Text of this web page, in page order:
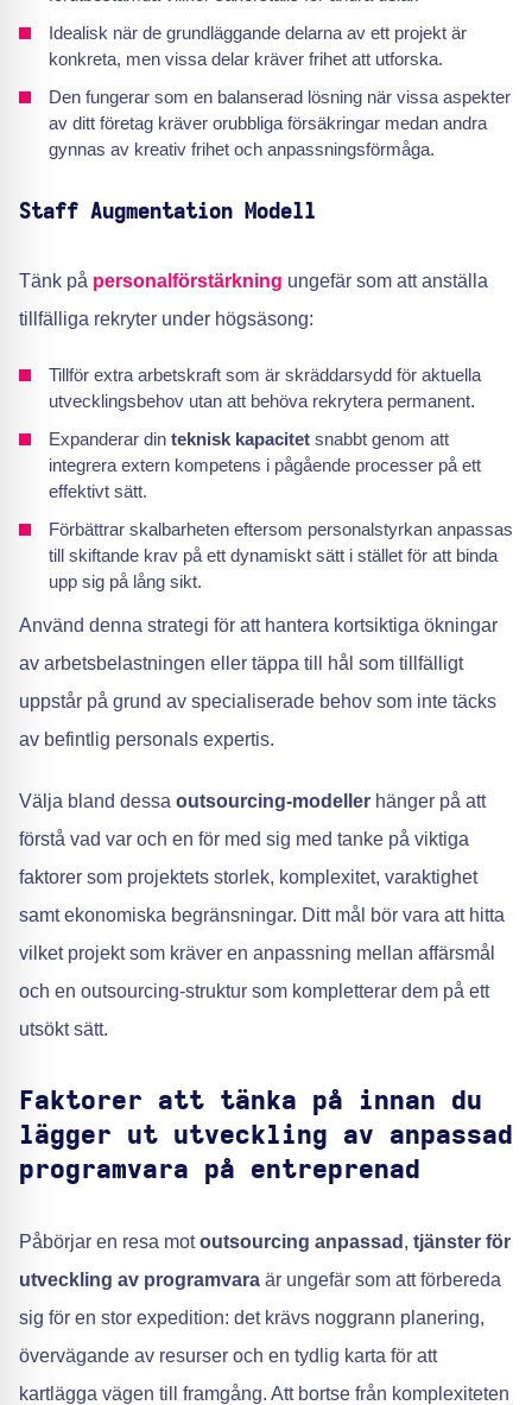
Idealisk när de grundläggande delarna av ett projekt är
konkreta, men vissa delar kräver frihet att utforska.
Den fungerar som en balanserad lösning när vissa aspekter
av ditt företag kräver orubbliga försäkringar medan andra
gynnas av kreativ frihet och anpassningsförmåga.
Staff Augmentation Modell
Tänk på personalförstärkning ungefär som att anställa
tillfälliga rekryter under högsäsong:
Tillför extra arbetskraft som är skräddarsydd för aktuella
utvecklingsbehov utan att behöva rekrytera permanent.
Expanderar din teknisk kapacitet snabbt genom att
integrera extern kompetens i pågående processer på ett
effektivt sätt.
Förbättrar skalbarheten eftersom personalstyrkan anpassas
till skiftande krav på ett dynamiskt sätt i stället för att binda
upp sig på lång sikt.
Använd denna strategi för att hantera kortsiktiga ökningar
av arbetsbelastningen eller täppa till hål som tillfälligt
uppstår på grund av specialiserade behov som inte täcks
av befintlig personals expertis.
Välja bland dessa outsourcing-modeller hänger på att
förstå vad var och en för med sig med tanke på viktiga
faktorer som projektets storlek, komplexitet, varaktighet
samt ekonomiska begränsningar. Ditt mål bör vara att hitta
vilket projekt som kräver en anpassning mellan affärsmål
och en outsourcing-struktur som kompletterar dem på ett
utsökt sätt.
Faktorer att tänka på innan du
lägger ut utveckling av anpassad
programvara på entreprenad
Påbörjar en resa motoutsourcing anpassad , tjänster för
utveckling av programvara är ungefär som att förbereda
sig för en stor expedition: det krävs noggrann planering,
övervägande av resurser och en tydlig karta för att
kartlägga vägen till framgång. Att bortse från komplexiteten